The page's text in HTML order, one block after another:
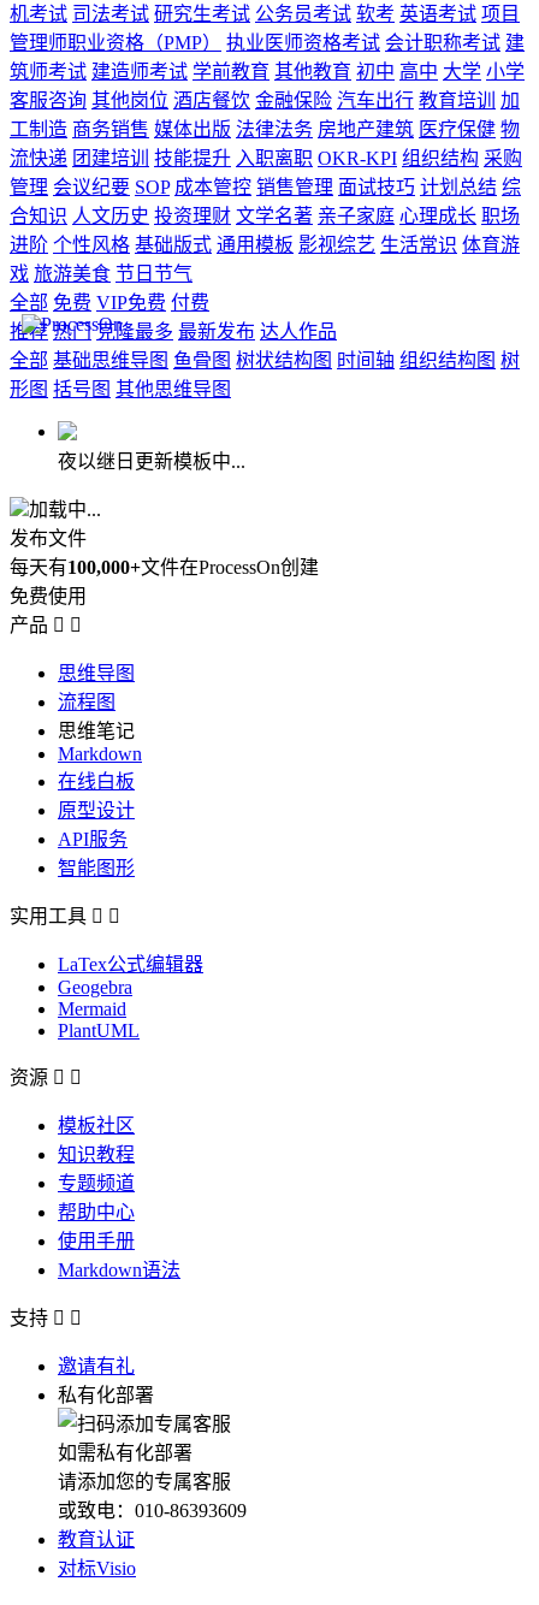
机考试 司法考试 研究生考试 公务员考试 软考 英语考试 项目
管理师职业资格（PMP）
执业医师资格考试 会计职称考试 建
筑师考试 建造师考试 学前教育 其他教育 初中 高中 大学 小学
客服咨询 其他岗位 酒店餐饮 金融保险 汽车出行 教育培训
加
工制造 商务销售 媒体出版 法律法务 房地产建筑 医疗保健 物
流快递 团建培训 技能提升 入职离职 OKR-KPI 组织结构 采购
管理 会议纪要 SOP 成本管控 销售管理 面试技巧 计划总结 综
合知识 人文历史 投资理财 文学名著 亲子家庭 心理成长 职场
进阶 个性风格 基础版式 通用模板 影视综艺 生活常识 体育游
戏 旅游美食 节日节气
全部 免费 VIP免费 付费
推荐 热门 克隆最多 最新发布 达人作品
全部 基础思维导图 鱼骨图 树状结构图 时间轴 组织结构图 树
形图 括号图 其他思维导图
夜以继日更新模板中...
加载中...
发布文件
每天有100,000+文件在ProcessOn创建
免费使用
产品  
思维导图
流程图
思维笔记
Markdown
在线白板
原型设计
API服务
智能图形
实用工具  
LaTex公式编辑器
Geogebra
Mermaid
PlantUML
资源  
模板社区
知识教程
专题频道
帮助中心
使用手册
Markdown语法
支持  
邀请有礼
私有化部署
如需私有化部署
请添加您的专属客服
或致电：010-86393609
教育认证
对标Visio